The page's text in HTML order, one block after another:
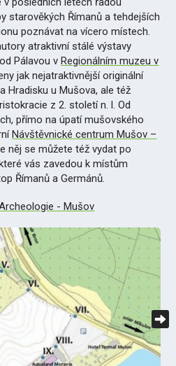
starověkých Římanů a tehdejších
poznávat na vícero místech.
atraktivní stálé výstavy
Pálavou v Regionálním muzeu v
jak nejatraktivnější originální
Hradisku u Mušova, ale též
z 2. století n. l. Od
přímo na úpatí mušovského
Návštěvnické centrum Mušov –
něj se můžete též vydat po
vás zavedou k místům
Římanů a Germánů.
- Mušov